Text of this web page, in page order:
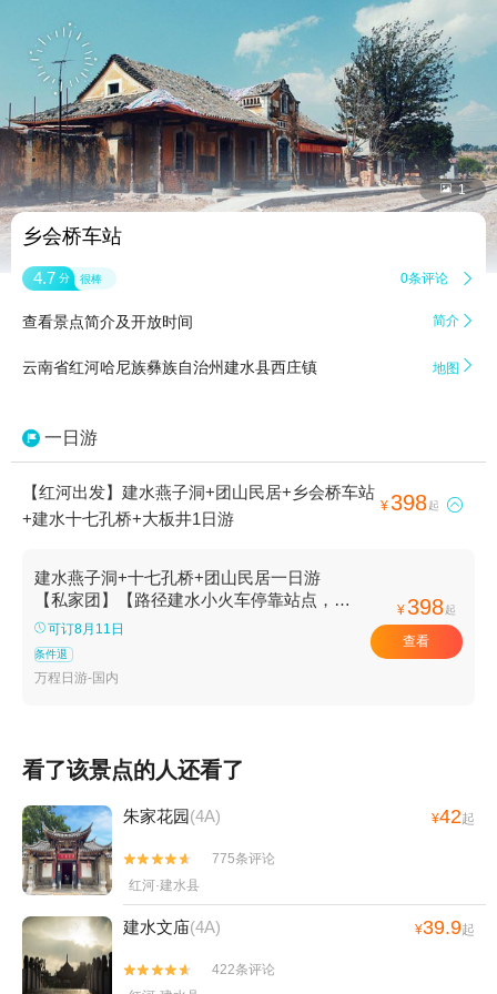
 1
乡会桥车站
4.7 分 很棒 0条评论 
查看景点简介及开放时间 简介 
云南省红河哈尼族彝族自治州建水县西庄镇 地图 
一日游
【红河出发】建水燕子洞+团山民居+乡会桥车站
+建水十七孔桥+大板井1日游
¥398起 
建水燕子洞+十七孔桥+团山民居一日游
【私家团】【路径建水小火车停靠站点，可
停车游玩打卡】
可订8月11日
条件退
万程日游-国内
¥398起
查看
看了该景点的人还看了
朱家花园(4A) ¥42起


775条评论
红河·建水县
建水文庙(4A) ¥39.9起


422条评论